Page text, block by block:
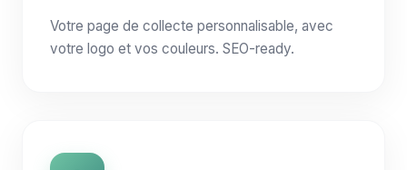
Votre page de collecte personnalisable, avec
votre logo et vos couleurs. SEO-ready.